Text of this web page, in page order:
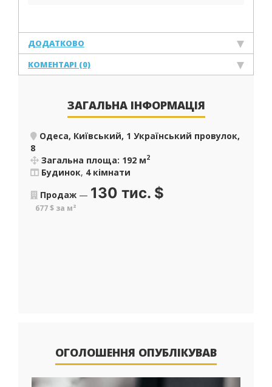
ДОДАТКОВО
КОМЕНТАРІ (0)
ЗАГАЛЬНА ІНФОРМАЦІЯ
Одеса, Київський, 1 Український провулок,
8
Загальна площа: 192 м2
Будинок, 4 кімнати
Продаж — 130 тис. $
677 $ за м²
ОГОЛОШЕННЯ ОПУБЛІКУВАВ